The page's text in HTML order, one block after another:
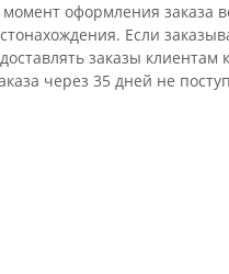
момент оформления
Если
заказы
через 35 дней не